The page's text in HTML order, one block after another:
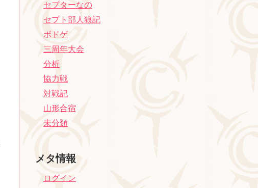
セプターなの
セプト部人狼記
ボドゲ
三周年大会
分析
協力戦
対戦記
山形合宿
未分類
メタ情報
ログイン